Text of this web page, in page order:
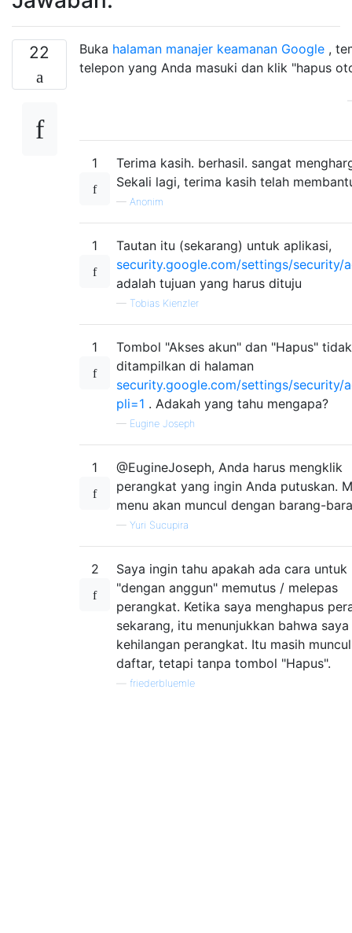
22 Buka halaman manajer keamanan Google ,
telepon yang Anda masuki dan klik "hapus
1
Terima kasih. berhasil. sangat
Sekali lagi, terima kasih telah
— Anonim
1
Tautan itu (sekarang) untuk aplikasi,
security.google.com/settings/security/
adalah tujuan yang harus dituju
— Tobias Kienzler
1
Tombol "Akses akun" dan "Hapus" tidak
ditampilkan di halaman
security.google.com/settings/security/
pli=1 . Adakah yang tahu mengapa?
— Eugine Joseph
1
@EugineJoseph, Anda harus mengklik
perangkat yang ingin Anda putuskan.
menu akan muncul dengan barang-
— Yuri Sucupira
2
Saya ingin tahu apakah ada cara untuk
"dengan anggun" memutus / melepas
perangkat. Ketika saya menghapus
sekarang, itu menunjukkan bahwa saya
kehilangan perangkat. Itu masih
daftar, tetapi tanpa tombol "Hapus".
friederbluemle